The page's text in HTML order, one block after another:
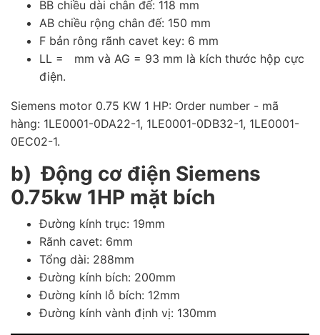
BB chiều dài chân đế: 118 mm
AB chiều rộng chân đế: 150 mm
F bản rông rãnh cavet key: 6 mm
LL = mm và AG = 93 mm là kích thước hộp cực
điện.
Siemens motor 0.75 KW 1 HP: Order number - mã
hàng: 1LE0001-0DA22-1, 1LE0001-0DB32-1, 1LE0001-
0EC02-1.
b) Động cơ điện Siemens
0.75kw 1HP mặt bích
Đường kính trục: 19mm
Rãnh cavet: 6mm
Tổng dài: 288mm
Đường kính bích: 200mm
Đường kính lỗ bích: 12mm
Đường kính vành định vị: 130mm